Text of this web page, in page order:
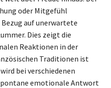
oder Mitgefühl
auf unerwartete
Dies zeigt die
Reaktionen in der
Traditionen ist
bei verschiedenen
emotionale Antwort